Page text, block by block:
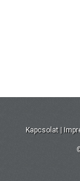
Kapcsolat |